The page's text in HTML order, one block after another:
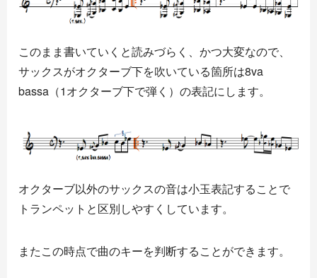
このまま書いていくと読みづらく、かつ大変なので、
サックスがオクターブ下を吹いている箇所は8va
bassa（1オクターブ下で弾く）の表記にします。
オクターブ以外のサックスの音は小玉表記することで
トランペットと区別しやすくしています。
またこの時点で曲のキーを判断することができます。